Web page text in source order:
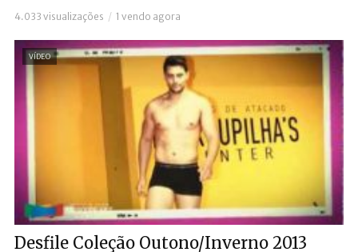
4.033 visualizações 1 vendo agora
VÍDEO
Desfile Coleção Outono/Inverno 2013